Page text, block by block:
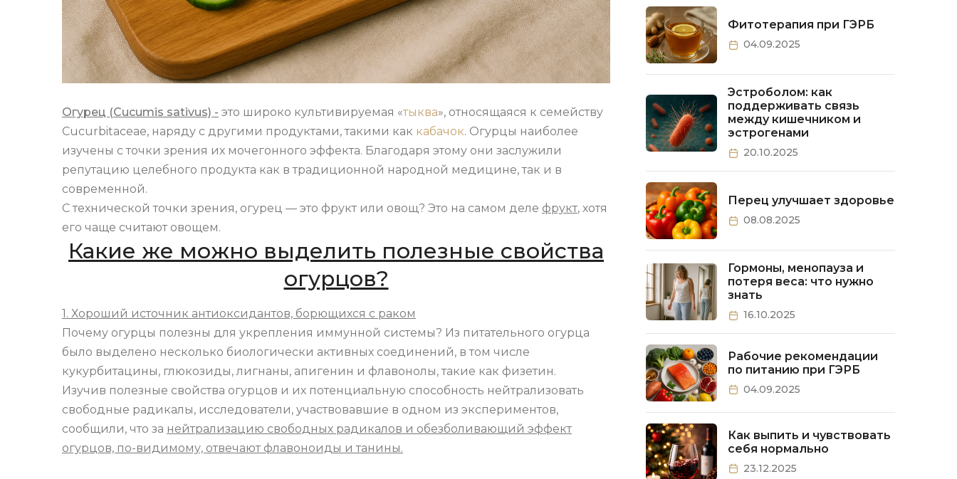
Огурец (Cucumis sativus) - это широко культивируемая «тыква», относящаяся к семейству
Cucurbitaceae, наряду с другими продуктами, такими как кабачок. Огурцы наиболее
изучены с точки зрения их мочегонного эффекта. Благодаря этому они заслужили
репутацию целебного продукта как в традиционной народной медицине, так и в
современной.
С технической точки зрения, огурец — это фрукт или овощ? Это на самом деле фрукт, хотя
его чаще считают овощем.
Какие же можно выделить полезные свойства
огурцов?
1. Хороший источник антиоксидантов, борющихся с раком
Почему огурцы полезны для укрепления иммунной системы? Из питательного огурца
было выделено несколько биологически активных соединений, в том числе
кукурбитацины, глюкозиды, лигнаны, апигенин и флавонолы, такие как физетин.
Изучив полезные свойства огурцов и их потенциальную способность нейтрализовать
свободные радикалы, исследователи, участвовавшие в одном из экспериментов,
сообщили, что за нейтрализацию свободных радикалов и обезболивающий эффект
огурцов, по-видимому, отвечают флавоноиды и танины.
Фитотерапия при ГЭРБ
04.09.2025
Эстроболом: как
поддерживать связь
между кишечником и
эстрогенами
20.10.2025
Перец улучшает здоровье
08.08.2025
Гормоны, менопауза и
потеря веса: что нужно
знать
16.10.2025
Рабочие рекомендации
по питанию при ГЭРБ
04.09.2025
Как выпить и чувствовать
себя нормально
23.12.2025